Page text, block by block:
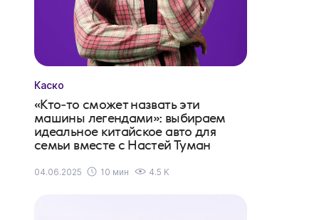
Каско
«Кто-то сможет назвать эти
машины легендами»: выбираем
идеальное китайское авто для
семьи вместе с Настей Туман
04.06.2025 10 мин 4.5 K